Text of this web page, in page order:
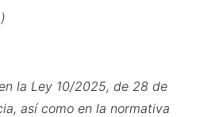
la Ley 10/2025, de 28 de
así como en la normativa